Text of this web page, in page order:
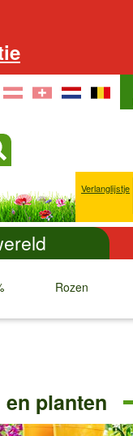
Verlanglijstje
Rozen
↓ ↓
planten